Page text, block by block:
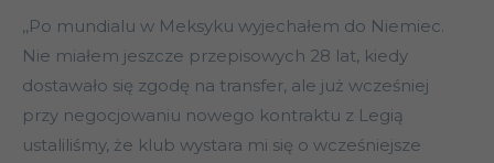
,,Po mundialu w Meksyku wyjechałem do Niemiec.
Nie miałem jeszcze przepisowych 28 lat, kiedy
dostawało się zgodę na transfer, ale już wcześniej
przy negocjowaniu nowego kontraktu z Legią
ustaliliśmy, że klub wystara mi się o wcześniejsze